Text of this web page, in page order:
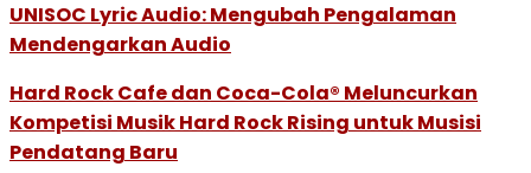
UNISOC Lyric Audio: Mengubah Pengalaman
Mendengarkan Audio
Hard Rock Cafe dan Coca-Cola® Meluncurkan
Kompetisi Musik Hard Rock Rising untuk Musisi
Pendatang Baru